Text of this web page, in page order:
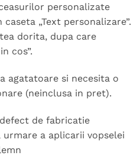
personalizate
„Text personalizare”.
dorita, dupa care
cos”.
agatatoare si necesita o
(neinclusa in pret).
de fabricatie
a aplicarii vopselei